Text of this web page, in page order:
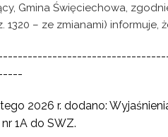
Gmina Święciechowa,
1320 – ze zmianami)
2026 r. dodano:
1A do SWZ.